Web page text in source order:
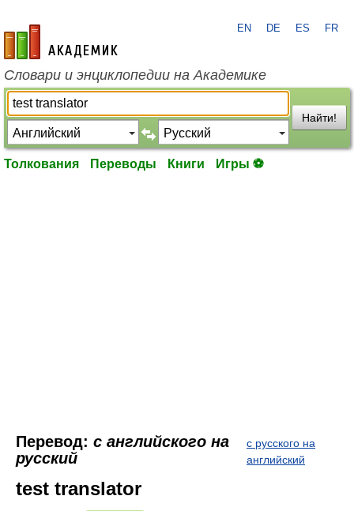
academic.ru
EN DE ES FR
Словари и энциклопедии на Академике
Найти!
Толкования Переводы Книги Игры ⚽
Перевод: с английского на
русский
с русского на
английский
test translator